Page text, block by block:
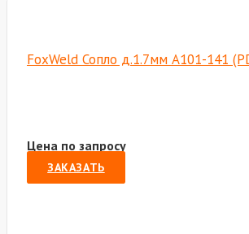
FoxWeld Сопло д.1.7мм А101-141
Цена по запросу
ЗАКАЗАТЬ